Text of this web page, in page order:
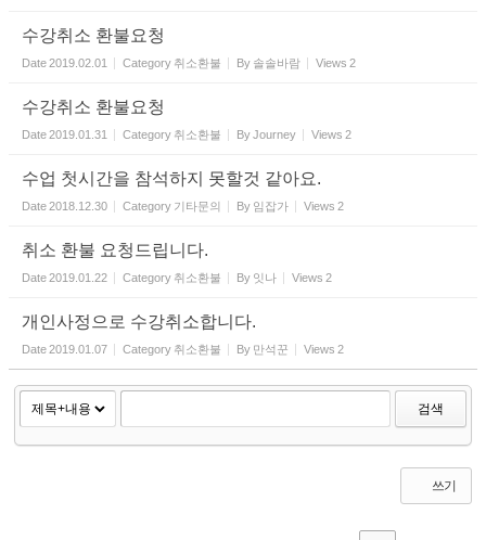
수강취소 환불요청
Date2019.02.01 Category 취소환불 By 솔솔바람 Views 2
수강취소 환불요청
Date2019.01.31 Category 취소환불 ByJourney Views 2
수업 첫시간을 참석하지 못할것 같아요.
Date2018.12.30 Category 기타문의 By 임잡가 Views 2
취소 환불 요청드립니다.
Date2019.01.22 Category 취소환불 By 잇나 Views 2
개인사정으로 수강취소합니다.
Date2019.01.07 Category 취소환불 By 만석꾼 Views 2
검색
쓰기